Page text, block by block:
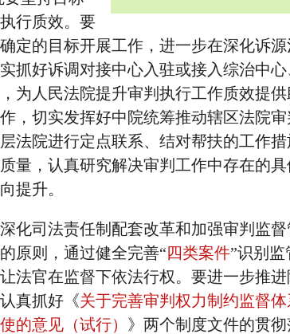
行质效。要
定的目标开展工作，进一步在深化诉
抓好诉调对接中心入驻或接入综治中心
为人民法院提升审判执行工作质效提
，切实发挥好中院统筹推动辖区法院
法院进行定点联系、结对帮扶的工作
量，认真研究解决审判工作中存在的具
提升。
化司法责任制配套改革和加强审判监
原则，通过健全完善“四类案件”识别监
法官在监督下依法行权。要进一步推
真抓好《关于完善审判权力制约监督
的意见（试行） 》两个制度文件的贯